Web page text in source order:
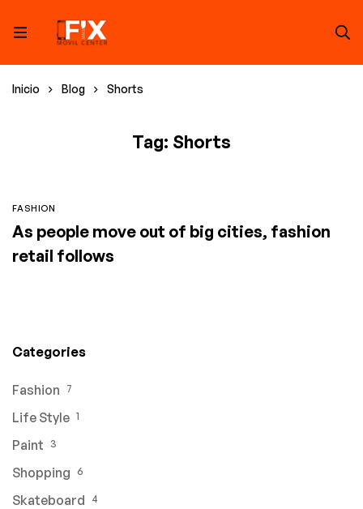
Inicio Blog Shorts
Tag: Shorts
FASHION
As people move out of big cities, fashion
retail follows
Categories
Fashion 7
Life Style 1
Paint 3
Shopping 6
Skateboard 4